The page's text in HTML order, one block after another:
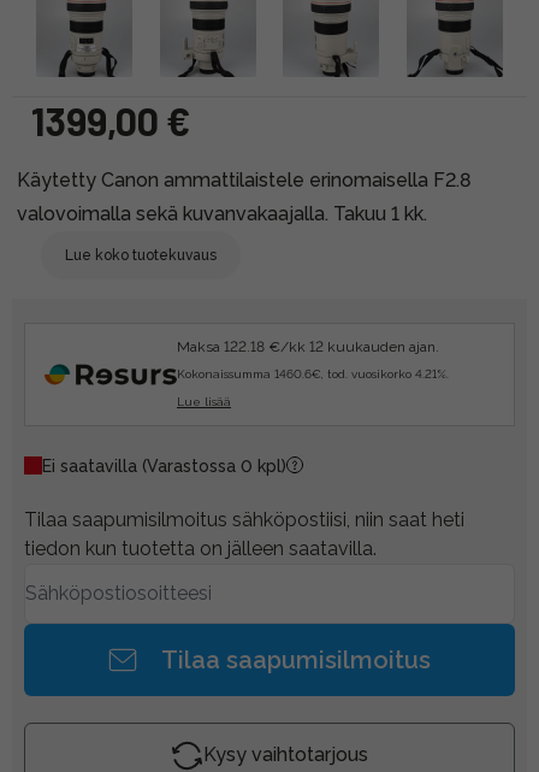
1399,00 €
Käytetty Canon ammattilaistele erinomaisella F2.8
valovoimalla sekä kuvanvakaajalla. Takuu 1 kk.
Lue koko tuotekuvaus
Maksa 122.18 €/kk 12 kuukauden ajan.
Kokonaissumma 1460.6€, tod. vuosikorko 4.21%.
Lue lisää
Ei saatavilla (Varastossa 0 kpl)
Tilaa saapumisilmoitus sähköpostiisi, niin saat heti
tiedon kun tuotetta on jälleen saatavilla.
Tilaa saapumisilmoitus
Kysy vaihtotarjous